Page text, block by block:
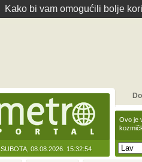
Kako bi vam omogućili bolje
SUBOTA, 08.08.2026. 15:32:54
Ovo je